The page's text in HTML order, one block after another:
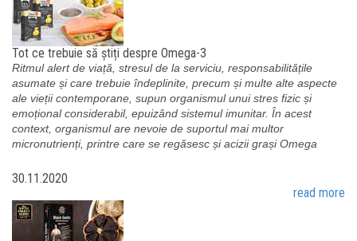
Tot ce trebuie să știți despre Omega-3
Ritmul alert de viață, stresul de la serviciu, responsabilitățile
asumate și care trebuie îndeplinite, precum și multe alte aspecte
ale vieții contemporane, supun organismul unui stres fizic și
emoțional considerabil, epuizând sistemul imunitar. În acest
context, organismul are nevoie de suportul mai multor
micronutrienți, printre care se regăsesc și acizii grași Omega
30.11.2020
read more